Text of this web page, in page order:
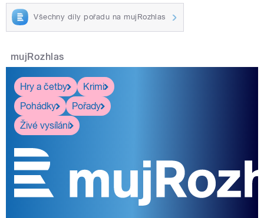
Všechny díly pořadu na mujRozhlas
mujRozhlas
Hry a četby
Krimi
Pohádky
Pořady
Živé vysílání